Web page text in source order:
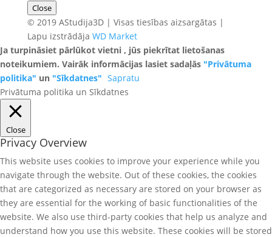
Close
© 2019 AStudija3D | Visas tiesības aizsargātas |
Lapu izstrādāja WD Market
Ja turpināsiet pārlūkot vietni , jūs piekrītat lietošanas
noteikumiem. Vairāk informācijas lasiet sadaļās "Privātuma
politika" un "Sīkdatnes" Sapratu
Privātuma politika un Sīkdatnes
Close
Privacy Overview
This website uses cookies to improve your experience while you
navigate through the website. Out of these cookies, the cookies
that are categorized as necessary are stored on your browser as
they are essential for the working of basic functionalities of the
website. We also use third-party cookies that help us analyze and
understand how you use this website. These cookies will be stored